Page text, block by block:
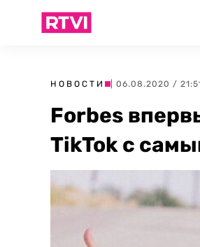
НОВОСТИ | 06.08.2020 /
Forbes
TikTok с